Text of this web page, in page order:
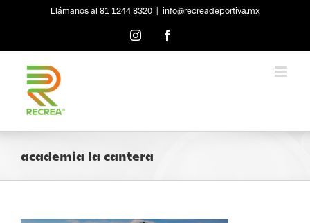
Llámanos al 81 1244 8320 info@recreadeportiva.mx
Instagram
academia la cantera